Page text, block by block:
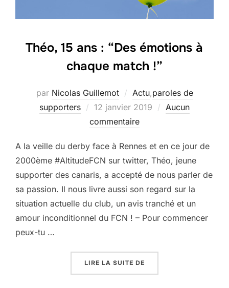
Théo, 15 ans : “Des émotions à
chaque match !”
par Nicolas Guillemot Actu,paroles de
supporters
Publié
le
12 janvier 2019
Aucun
commentaire
A la veille du derby face à Rennes et en ce jour de
2000ème #AltitudeFCN sur twitter, Théo, jeune
supporter des canaris, a accepté de nous parler de
sa passion. Il nous livre aussi son regard sur la
situation actuelle du club, un avis tranché et un
amour inconditionnel du FCN ! – Pour commencer
peux-tu …
LIRE LA SUITE DE